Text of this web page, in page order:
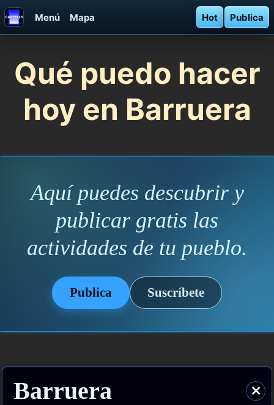
Menú Mapa Hot Publica
Qué puedo hacer
hoy en Barruera
Aquí puedes descubrir y
publicar gratis las
actividades de tu pueblo.
Publica Suscríbete
Barruera ⨯